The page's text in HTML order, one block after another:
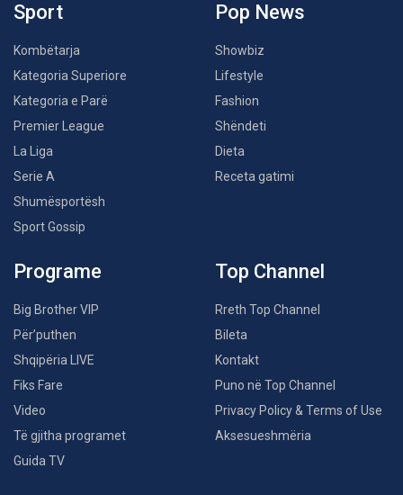
Sport
Kombëtarja
Kategoria Superiore
Kategoria e Parë
Premier League
La Liga
Serie A
Shumësportësh
Sport Gossip
Pop News
Showbiz
Lifestyle
Fashion
Shëndeti
Dieta
Receta gatimi
Programe
Big Brother VIP
Për’puthen
Shqipëria LIVE
Fiks Fare
Video
Të gjitha programet
Guida TV
Top Channel
Rreth Top Channel
Bileta
Kontakt
Puno në Top Channel
Privacy Policy & Terms of Use
Aksesueshmëria